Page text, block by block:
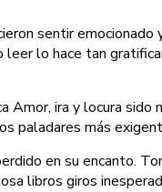
sentir
lo hace tan
Amor, ira y locura
paladares más
en su encanto.
libros giros